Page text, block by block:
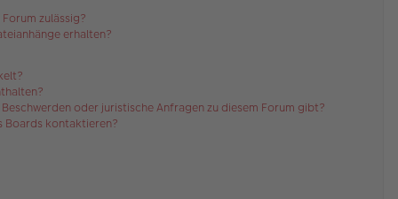
zulässig?
erhalten?
oder juristische Anfragen zu diesem Forum gibt?
Boards kontaktieren?